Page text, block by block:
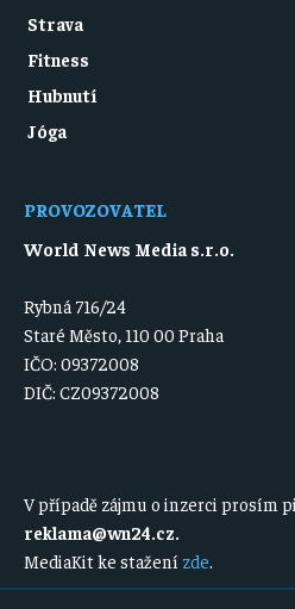
Strava
Fitness
Hubnutí
Jóga
PROVOZOVATEL
World News Media s.r.o.
Rybná 716/24
Staré Město, 110 00 Praha
IČO: 09372008
DIČ: CZ09372008
V případě zájmu o inzerci prosím
reklama@wn24.cz
MediaKit ke stažení zde